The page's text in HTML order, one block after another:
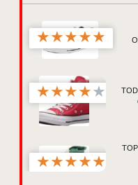
★★★★★
★★★★★
★★★★★